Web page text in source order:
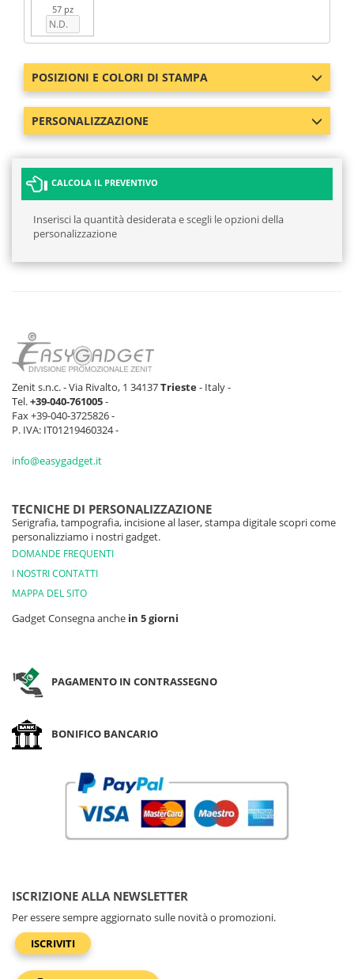
57 pz
POSIZIONI E COLORI DI STAMPA
PERSONALIZZAZIONE
CALCOLA IL PREVENTIVO
Inserisci la quantità desiderata e scegli le opzioni della
personalizzazione
Zenit s.n.c. - Via Rivalto, 1 34137Trieste- Italy -
Tel.+39-040-761005-
Fax +39-040-3725826 -
P. IVA: IT01219460324 -
info@easygadget.it
TECNICHE DI PERSONALIZZAZIONE
Serigrafia, tampografia, incisione al laser, stampa digitale scopri come
personalizziamo i nostri gadget.
DOMANDE FREQUENTI
I NOSTRI CONTATTI
MAPPA DEL SITO
Gadget Consegna anche in 5 giorni
PAGAMENTO IN CONTRASSEGNO
BONIFICO BANCARIO
ISCRIZIONE ALLA NEWSLETTER
Per essere sempre aggiornato sulle novità o promozioni.
ISCRIVITI